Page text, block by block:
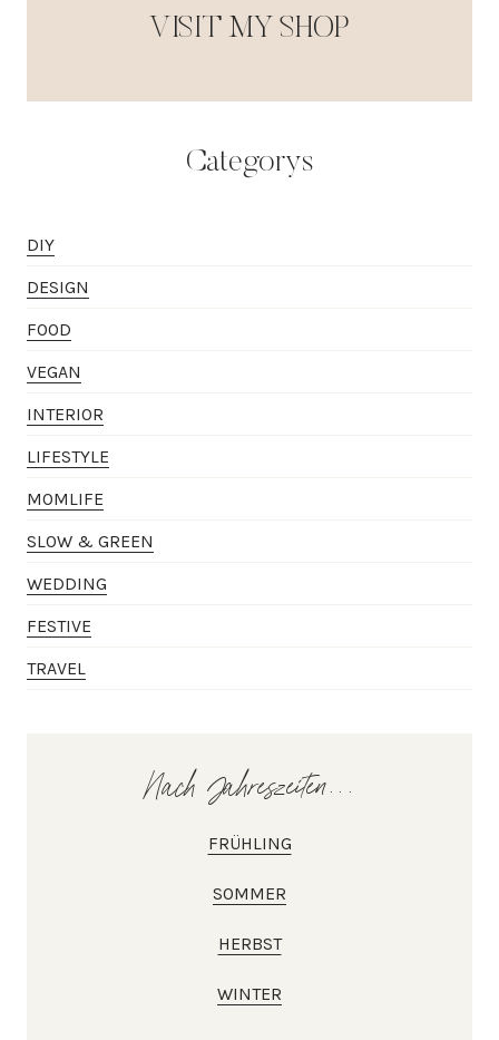
VISIT MY SHOP
Categorys
DIY
DESIGN
FOOD
VEGAN
INTERIOR
LIFESTYLE
MOMLIFE
SLOW & GREEN
WEDDING
FESTIVE
TRAVEL
Nach Jahreszeiten...
FRÜHLING
SOMMER
HERBST
WINTER